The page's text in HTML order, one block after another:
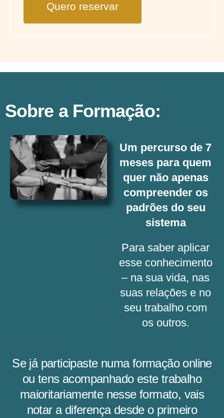
Quero reservar
Sobre a Formação:
Um percurso de 7
meses para quem
quer não apenas
compreender os
padrões do seu
sistema
Para saber aplicar
esse conhecimento
– na sua vida, nas
suas relações e no
seu trabalho com
os outros.
Se já participaste numa formação online
ou tens acompanhado este trabalho
maioritariamente nesse formato, vais
notar a diferença desde o primeiro